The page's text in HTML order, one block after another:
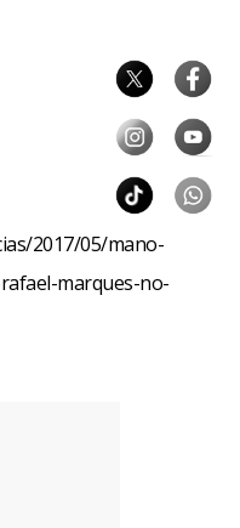
2017/05/mano-
marques-no-